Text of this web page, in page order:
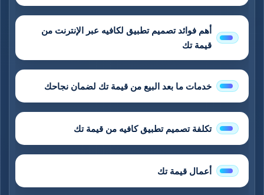
أهم فوائد تصميم تطبيق لكافيه عبر الإنترنت من
قيمة تك
خدمات ما بعد البيع من قيمة تك لضمان نجاحك
تكلفة تصميم تطبيق كافيه من قيمة تك
أعمال قيمة تك